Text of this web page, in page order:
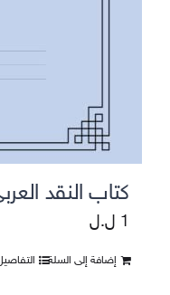
كتاب النقد
1 ل.ل
إضافة إلى السلة